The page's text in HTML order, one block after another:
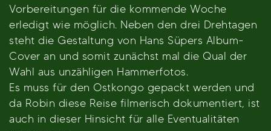
Vorbereitungen für die kommende Woche
erledigt wie möglich. Neben den drei Drehtagen
steht die Gestaltung von Hans Süpers Album-
Cover an und somit zunächst mal die Qual der
Wahl aus unzähligen Hammerfotos.
Es muss für den Ostkongo gepackt werden und
da Robin diese Reise filmerisch dokumentiert, ist
auch in dieser Hinsicht für alle Eventualitäten